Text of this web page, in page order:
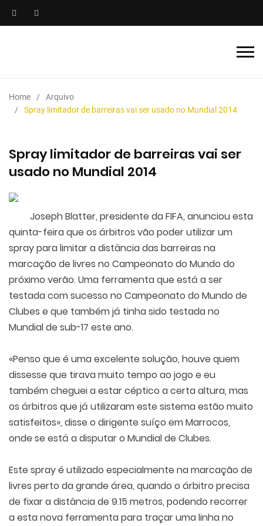
Home
Arquivo
Spray limitador de barreiras vai ser usado no Mundial 2014
Spray limitador de barreiras vai ser
usado no Mundial 2014
Joseph Blatter, presidente da FIFA, anunciou esta
quinta-feira que os árbitros vão poder utilizar um
spray para limitar a distância das barreiras na
marcação de livres no Campeonato do Mundo do
próximo verão. Uma ferramenta que está a ser
testada com sucesso no Campeonato do Mundo de
Clubes e que também já tinha sido testada no
Mundial de sub-17 este ano.
«Penso que é uma excelente solução, houve quem
dissesse que tirava muito tempo ao jogo e eu
também cheguei a estar céptico a certa altura, mas
os árbitros que já utilizaram este sistema estão muito
satisfeitos», disse o dirigente suíço em Marrocos,
onde se está a disputar o Mundial de Clubes.
Este spray é utilizado especialmente na marcação de
livres perto da grande área, quando o árbitro precisa
de fixar a distância de 9.15 metros, podendo recorrer
a esta nova ferramenta para traçar uma linha no